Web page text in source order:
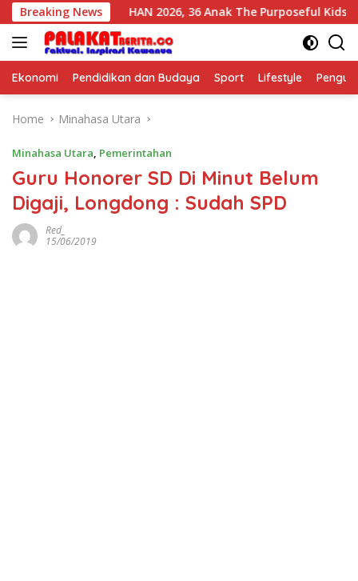
Skip
to
content
Breaking News
Bangsa HAN 2026, 36 Anak The Purposeful Kids
Ekonomi Pendidikan dan Budaya Sport Lifestyle
Home Minahasa Utara
Minahasa Utara, Pemerintahan
Guru Honorer SD Di Minut Belum
Digaji, Longdong : Sudah SPD
Red_
15/06/2019